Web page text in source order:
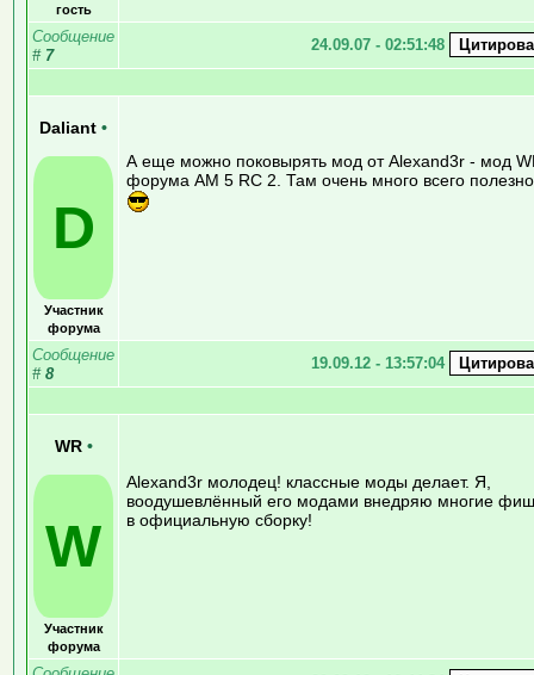
гость
Сообщение
# 7
24.09.07 - 02:51:48
Daliant •
D
Участник
форума
А еще можно поковырять мод от Alexand3r - мод
форума AM 5 RC 2. Там очень много всего
Сообщение
# 8
19.09.12 - 13:57:04
WR •
W
Участник
форума
Alexand3r молодец! классные моды делает. Я,
воодушевлённый его модами внедряю многие
в официальную сборку!